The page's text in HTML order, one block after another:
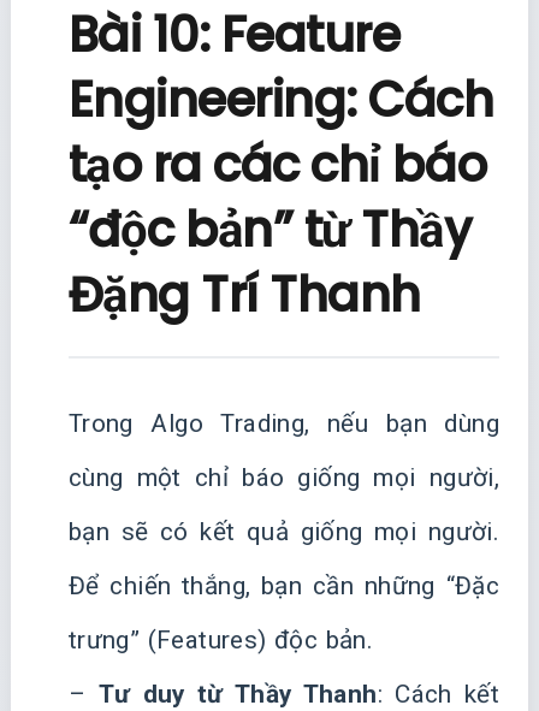
Bài 10: Feature
Engineering: Cách
tạo ra các chỉ báo
“độc bản” từ Thầy
Đặng Trí Thanh
Trong Algo Trading, nếu bạn dùng
cùng một chỉ báo giống mọi người,
bạn sẽ có kết quả giống mọi người.
Để chiến thắng, bạn cần những “Đặc
trưng” (Features) độc bản.
– Tư duy từ Thầy Thanh: Cách kết